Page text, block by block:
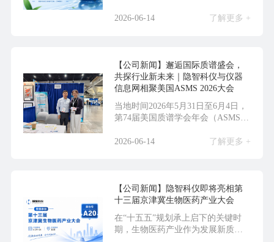
2026-06-14
了解更多 +
【公司新闻】邂逅国际质谱盛会，
共探行业新未来｜隐智科仪与仪器
信息网相聚美国ASMS 2026大会
当地时间2026年5月31日至6月4日，
第74届美国质谱学会年会（ASMS
2026-06-14
了解更多 +
【公司新闻】隐智科仪即将亮相第
十三届京津冀生物医药产业大会
在“十五五”规划承上启下的关键时
期，生物医药产业作为发展新质生